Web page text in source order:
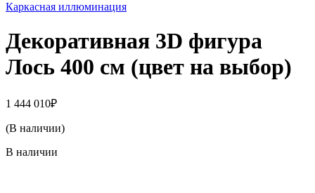
Каркасная иллюминация
Декоративная 3D фигура
Лось 400 см (цвет на выбор)
1 444 010₽
(В наличии)
В наличии